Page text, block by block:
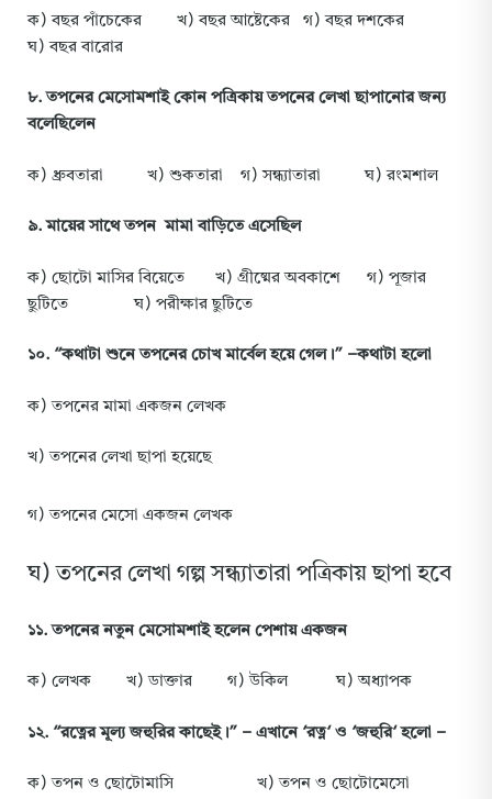
ক) বছর পাঁচেকের খ) বছর আষ্টেকের গ) বছর দশকের
ঘ) বছর বারোর
৮.তপনের মেসোমশাই কোন পত্রিকায় তপনের লেখা ছাপানোর জন্য
বলেছিলেন
ক) ধ্রুবতারা খ) শুকতারা গ) সন্ধ্যাতারা ঘ) রংমশাল
৯.মায়ের সাথে তপন মামা বাড়িতে এসেছিল
ক) ছোটো মাসির বিয়েতে খ) গ্রীষ্মের অবকাশে গ) পূজার
ছুটিতে ঘ) পরীক্ষার ছুটিতে
১০. “কথাটা শুনে তপনের চোখ মার্বেল হয়ে গেল।” –কথাটা হলো
ক) তপনের মামা একজন লেখক
খ) তপনের লেখা ছাপা হয়েছে
গ) তপনের মেসো একজন লেখক
ঘ) তপনের লেখা গল্প সন্ধ্যাতারা পত্রিকায় ছাপা হবে
১১.তপনের নতুন মেসোমশাই হলেন পেশায় একজন
ক) লেখক খ) ডাক্তার গ) উকিল ঘ) অধ্যাপক
১২. “রত্নের মূল্য জহুরির কাছেই।” – এখানে ‘রত্ন‘ও ‘জহুরি‘হলো –
ক) তপন ও ছোটোমাসি খ) তপন ও ছোটোমেসো